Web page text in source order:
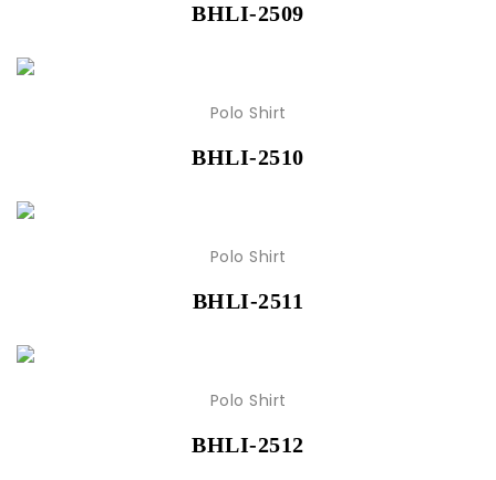
BHLI-2509
Polo Shirt
BHLI-2510
Polo Shirt
BHLI-2511
Polo Shirt
BHLI-2512